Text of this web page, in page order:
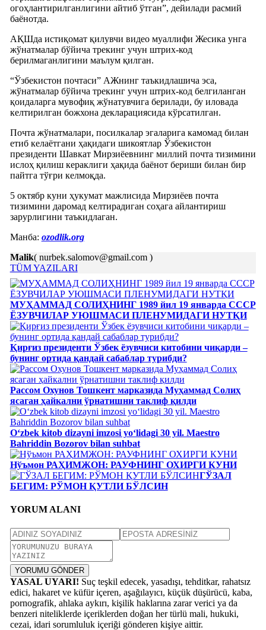
огоҳлантирилганлигини айтиб ўтган”, дейилади расмий
баёнотда.
АҚШда истиқомат қилувчи видео муаллифи Жесика унга
жўнатмалар бўйича трекинг учун штрих-код
берилмаганлигини маълум қилган.
“Ўзбекистон почтаси” АЖнинг таъкидлашича эса,
жўнатмалар бўйича трекинг учун штрих-код белгиланган
қоидаларга мувофиқ жўнатувчига берилади, бу иловада
келтирилган божхона декларациясида кўрсатилган.
Почта жўнатмалари, посилкалар эгаларига камомад билан
етиб келаётгани ҳақидаги шикоятлар Ўзбекистон
президенти Шавкат Мирзиёевнинг миллий почта тизимини
ислоҳ қилиш кераклиги ҳақида баёнот бериши билан бир
пайтга тўғри келмоқда.
5 октябр куни ҳукумат мажлисида Мирзиёев почта
тизимини даромад келтирадиган соҳага айлантириш
зарурлигини таъкидлаган.
Манба: ozodlik.org
Malik( nurbek.salomov@gmail.com )
TÜM YAZILARI
МУҲАММАД СОЛИҲНИНГ 1989 йил 19 январда СССР
ЁЗУВЧИЛАР УЮШМАСИ ПЛЕНУМИДАГИ НУТҚИ
Қирғиз президенти Ўзбек ёзувчиси китобини чиқарди –
бунинг ортида қандай сабаблар турибди?
Рассом Охунов Тошкент марказида Муҳаммад Солиҳ
яcаган ҳайкални ўрнатишни таклиф қилди
Oʻzbek kitob dizayni imzosi yoʻlidagi 30 yil. Maestro
Bahriddin Bozorov bilan suhbat
Нўъмон РАҲИМЖОН: РАУФНИНГ ОХИРГИ КУНИ
ГЎЗАЛ
БЕГИМ: РЎМОН ҚУТЛИ БЎЛСИН
YORUM ALANI
YORUMU GÖNDER
YASAL UYARI! Suç teşkil edecek, yasadışı, tehditkar, rahatsız
edici, hakaret ve küfür içeren, aşağılayıcı, küçük düşürücü, kaba,
pornografik, ahlaka aykırı, kişilik haklarına zarar verici ya da
benzeri niteliklerde içeriklerden doğan her türlü mali, hukuki,
cezai, idari sorumluluk içeriği gönderen kişiye aittir.